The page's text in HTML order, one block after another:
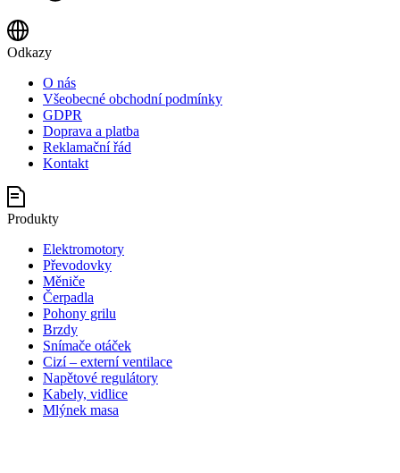
Odkazy
O nás
Všeobecné obchodní podmínky
GDPR
Doprava a platba
Reklamační řád
Kontakt
Produkty
Elektromotory
Převodovky
Měniče
Čerpadla
Pohony grilu
Brzdy
Snímače otáček
Cizí – externí ventilace
Napětové regulátory
Kabely, vidlice
Mlýnek masa